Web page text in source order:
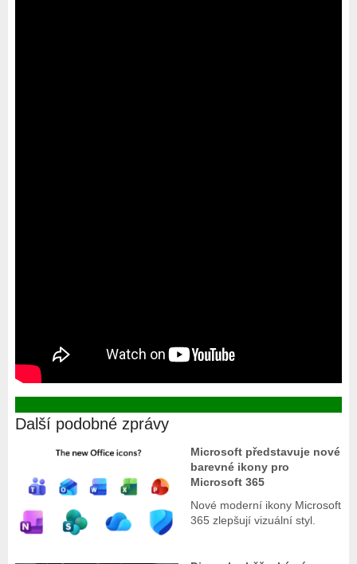
Další podobné zprávy
Microsoft představuje nové
barevné ikony pro
Microsoft 365
Nové moderní ikony Microsoft
365 zlepšují vizuální styl.